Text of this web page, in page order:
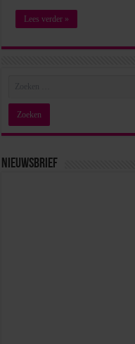
Lees verder »
Nieuwsbrief